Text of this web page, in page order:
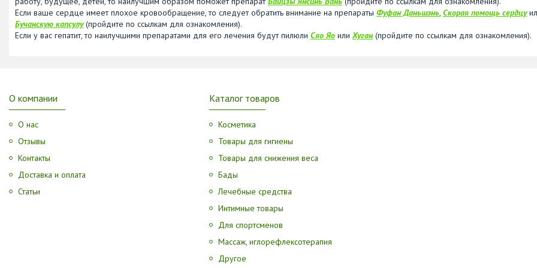
Если ваше сердце имеет плохое кровообращение, то следует обратить внимание на препараты Фуфан Даньшэнь, Скорая помощь сердцу
Бучанскую капсулу(пройдите по ссылкам для ознакомления).
Если у вас гепатит, то наилучшими препаратами для его лечения будут пилюли Сяо Яо или Хуган(пройдите по ссылкам для ознакомления).
О компании
О нас
Отзывы
Контакты
Доставка и оплата
Статьи
Каталог товаров
Косметика
Товары для гигиены
Товары для снижения веса
Бады
Лечебные средства
Интимные товары
Для спортсменов
Массаж, иглорефлексотерапия
Другое